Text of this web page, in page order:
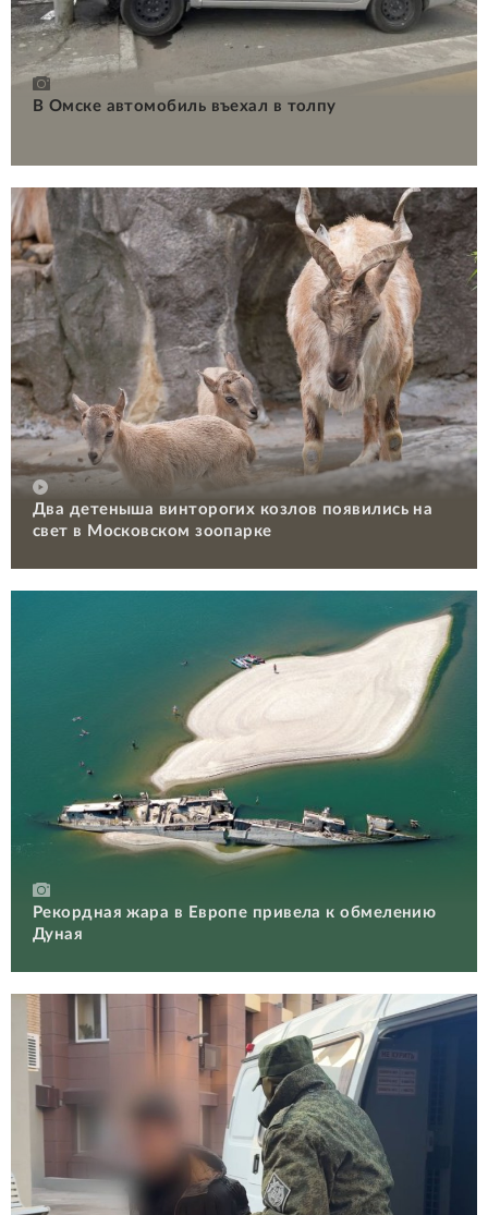
В Омске автомобиль въехал в толпу
Два детеныша винторогих козлов появились на
свет в Московском зоопарке
Рекордная жара в Европе привела к обмелению
Дуная